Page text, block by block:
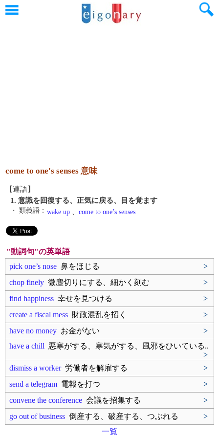
come to one's senses 意味
【連語】
1. 意識を回復する、正気に戻る、目を覚ます
・ 類義語： wake up 、 come to one’s senses
"動詞句"の英単語
pick one’s nose 鼻をほじる
>
chop finely 微塵切りにする、細かく刻む
>
find happiness 幸せを見つける
>
create a fiscal mess 財政混乱を招く
>
have no money お金がない
>
have a chill 悪寒がする、寒気がする、風邪をひいている..
>
dismiss a worker労働者を解雇する
>
send a telegram 電報を打つ
>
convene the conference 会議を招集する
>
go out of business 倒産する、破産する、つぶれる
>
一覧